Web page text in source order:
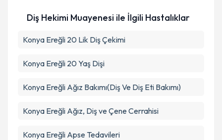
Diş Hekimi Muayenesi ile İlgili Hastalıklar
Konya Ereğli 20 Lik Diş Çekimi
Konya Ereğli 20 Yaş Dişi
Konya Ereğli Ağız Bakımı(Diş Ve Diş Eti Bakımı)
Konya Ereğli Ağız, Diş ve Çene Cerrahisi
Konya Ereğli Apse Tedavileri